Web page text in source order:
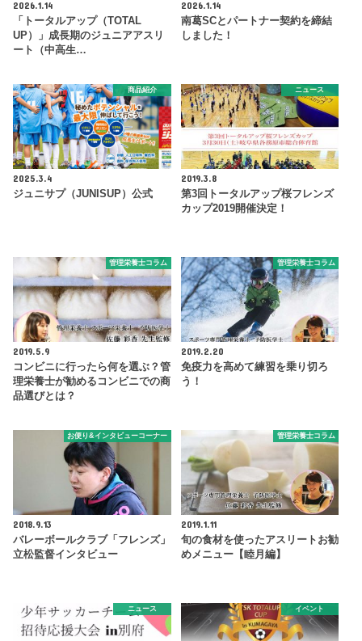
2026.1.14
「トータルアップ（TOTAL
UP）」成長期のジュニアアスリ
ート（中高生…
2026.1.14
南葛SCとパートナー契約を締結
しました！
商品紹介
2025.3.4
ジュニサプ（JUNISUP）公式
ニュース
2019.3.8
第3回トータルアップ桜フレンズ
カップ2019開催決定！
管理栄養士コラム
2019.5.9
コンビニに行ったら何を選ぶ？管
理栄養士が勧めるコンビニでの商
品選びとは？
管理栄養士コラム
2019.2.20
免疫力を高めて練習を乗り切ろ
う！
お便り&インタビューコーナー
2018.9.13
バレーボールクラブ「フレンズ」
立松監督インタビュー
管理栄養士コラム
2019.1.11
旬の食材を使ったアスリートお勧
めメニュー【睦月編】
ニュース イベント